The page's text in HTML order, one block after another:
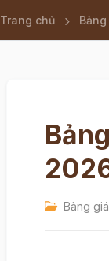
Trang chủ
Bảng